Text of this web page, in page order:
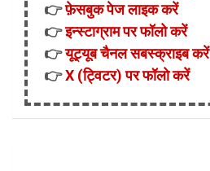
👉फ़ेसबुक पेज लाइक करें
👉इन्स्टाग्राम पर फॉलो करें
👉यूट्यूब चैनल सबस्क्राइब करें
👉X (ट्विटर) पर फॉलो करें